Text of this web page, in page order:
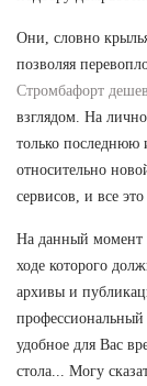
Они, словно
позволяя
Стромбафорт
взглядом. На
только последнюю
относительно
сервисов, и все
На данный момент
ходе которого
архивы и
удобное для Вас
стола... Могу